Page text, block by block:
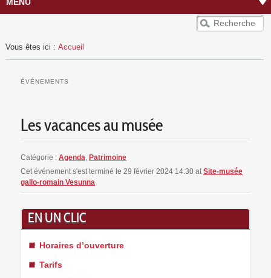
VESUNNA
Vous êtes ici : Accueil
ÉVÉNEMENTS
Les vacances au musée
Catégorie :Agenda ,Patrimoine
Cet événement s'est terminé le 29 février 2024 14:30atSite-musée
gallo-romain Vesunna
EN UN CLIC
Horaires d’ouverture
Tarifs